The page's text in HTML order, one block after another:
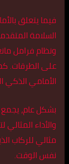
فيما يتعلق
السلامة
ونظام فرامل
على الطرقات.
الأمامي الذكي
بشكل عام، يجمع
والأداء المثالي
مثالي للركاب
نفس الوقت.